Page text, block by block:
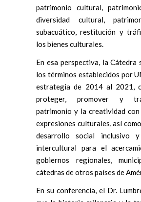
patrimonio cultural,
diversidad cultural,
subacuático, restitución y
los bienes culturales.
En esa perspectiva, la Cátedra
los términos establecidos por
estrategia de 2014 al 2021,
proteger, promover y
patrimonio y la creatividad con
expresiones culturales, así
desarrollo social inclusivo
intercultural para el
gobiernos regionales,
cátedras de otros países de
En su conferencia, el Dr.